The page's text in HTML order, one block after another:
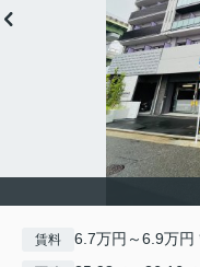
賃料 6.7万円～6.9万円